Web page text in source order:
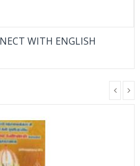
WITH ENGLISH